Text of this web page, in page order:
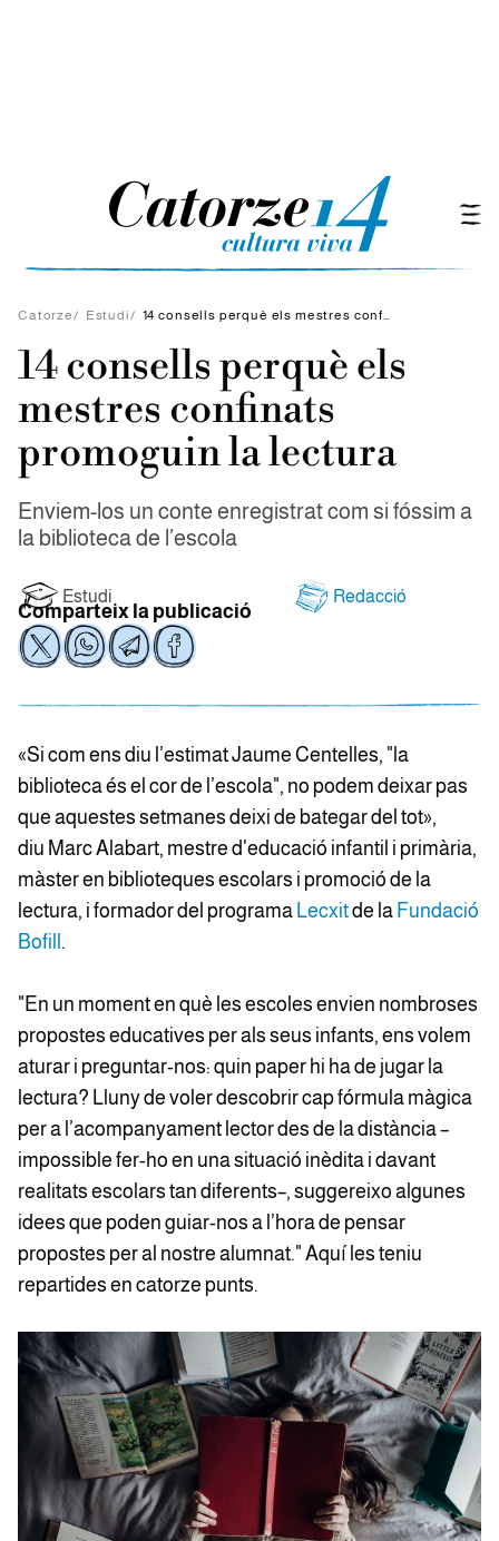
Catorze/ Estudi/ 14 consells perquè els mestres confinats promoguin la lectura
14 consells perquè els
mestres confinats
promoguin la lectura
Enviem-los un conte enregistrat com si fóssim a
la biblioteca de l’escola
Estudi Redacció
Comparteix la publicació
«Si com ens diu l’estimat Jaume Centelles, "la
biblioteca és el cor de l’escola", no podem deixar pas
que aquestes setmanes deixi de bategar del tot»,
diu Marc Alabart, mestre d'educació infantil i primària,
màster en biblioteques escolars i promoció de la
lectura, i formador del programa Lecxitde la Fundació
Bofill .
"En un moment en què les escoles envien nombroses
propostes educatives per als seus infants, ens volem
aturar i preguntar-nos: quin paper hi ha de jugar la
lectura? Lluny de voler descobrir cap fórmula màgica
per a l’acompanyament lector des de la distància –
impossible fer-ho en una situació inèdita i davant
realitats escolars tan diferents–, suggereixo algunes
idees que poden guiar-nos a l’hora de pensar
propostes per al nostre alumnat." Aquí les teniu
repartides en catorze punts.